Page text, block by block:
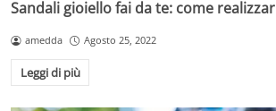
Sandali gioiello fai da te: come
amedda Agosto 25, 2022
Leggi di più